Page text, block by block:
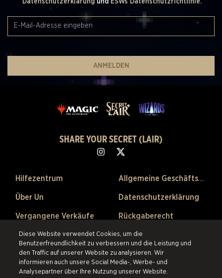
ANMELDEN
SHARE YOUR SECRET (LAIR)
Hilfezentrum
Über Un
Vergangene Verkäufe
Cookie-Einstellungen
Allgemeine Geschäftsbedingungen
Datenschutzerklärung
Rückgaberecht
©2026 ESW France SAS. Alle Rechte vorbehalten. Alle Warenzeichen sind
Eigentum ihrer Besitzer in den USA und anderen Ländern.
SAS ist der authorisierte Wiederverkäufer und Vertriebspartner der im
Diese Website verwendet Cookies, um die
Benutzerfreundlichkeit zu verbessern und die Leistung und
den Traffic auf unserer Website zu analysieren. Wir
informieren auch unsere Social Media-, Werbe- und
Analysepartner über Ihre Nutzung unserer Website.